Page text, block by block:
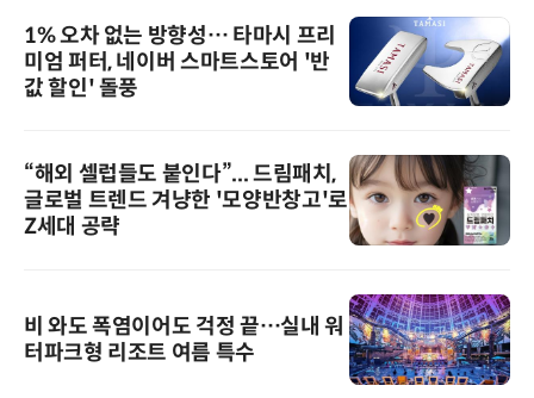
1% 오차 없는 방향성… 타마시 프리
미엄 퍼터, 네이버 스마트스토어 '반
값 할인' 돌풍
“해외 셀럽들도 붙인다”... 드림패치,
글로벌 트렌드 겨냥한 '모양반창고'로
Z세대 공략
비 와도 폭염이어도 걱정 끝…실내 워
터파크형 리조트 여름 특수